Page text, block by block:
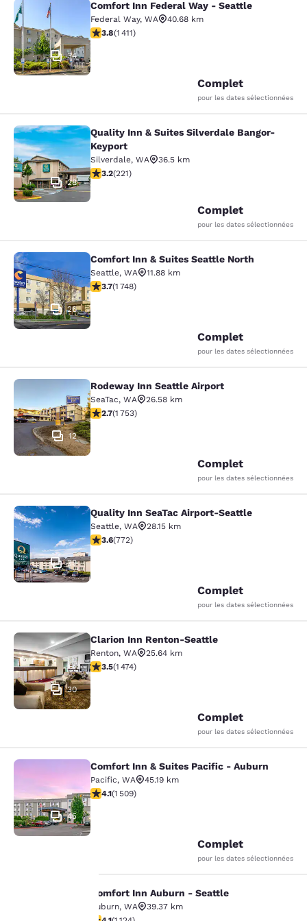
Comfort Inn Federal Way - Seattle
34
Comfort Inn Federal Way - Seattle
Federal Way, WA
40.68 km
3.77 étoiles. Bien. 1411 commentaires
3.8(1 411)
Complet
pour les dates sélectionnées
Quality Inn & Suites Silverdale
28
Quality Inn & Suites Silverdale Bangor-
Keyport
Silverdale, WA
36.5 km
3.2 étoiles. Bien. 221 commentaires
3.2(221)
Complet
pour les dates sélectionnées
Comfort Inn & Suites Seattle North
26
Comfort Inn & Suites Seattle North
Seattle, WA
11.88 km
3.74 étoiles. Bien. 1748 commentaires
3.7(1 748)
Complet
pour les dates sélectionnées
Rodeway Inn Seattle Airport
12
Rodeway Inn Seattle Airport
SeaTac, WA
26.58 km
2.68 étoiles. Moyen. 1753 commentaires
2.7(1 753)
Complet
pour les dates sélectionnées
Quality Inn SeaTac Airport-Seattle
29
Quality Inn SeaTac Airport-Seattle
Seattle, WA
28.15 km
3.65 étoiles. Bien. 772 commentaires
3.6(772)
Complet
pour les dates sélectionnées
Clarion Inn Renton-Seattle
30
Clarion Inn Renton-Seattle
Renton, WA
25.64 km
3.46 étoiles. Bien. 1474 commentaires
3.5(1 474)
Complet
pour les dates sélectionnées
Comfort Inn & Suites Pacific -
45
Comfort Inn & Suites Pacific - Auburn
Pacific, WA
45.19 km
4.09 étoiles. Très Bien. 1509 commentaires
4.1(1 509)
Complet
pour les dates sélectionnées
Comfort Inn Auburn - Seattle
Comfort Inn Auburn - Seattle
Auburn, WA
39.37 km
4.14 étoiles. Très Bien. 1124 commentaires